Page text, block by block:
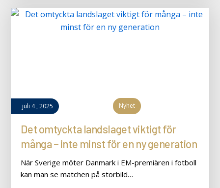
juli 4,2025 Nyhet
Det omtyckta landslaget viktigt för
många – inte minst för en ny generation
När Sverige möter Danmark i EM-premiären i fotboll
kan man se matchen på storbild…